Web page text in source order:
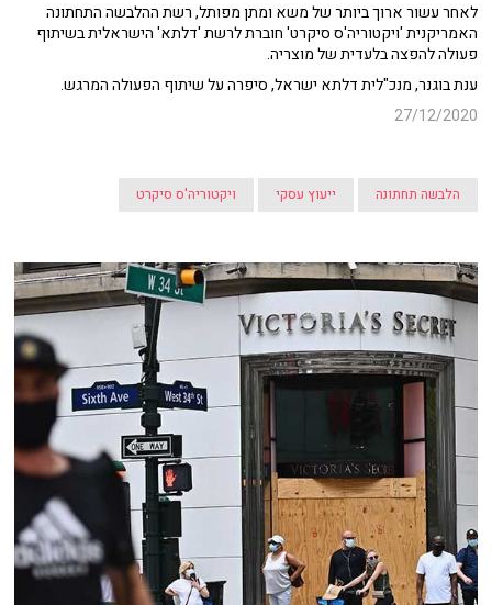
לאחר עשור ארוך ביותר של משא ומתן מפותל, רשת ההלבשה התחתונה
האמריקנית 'ויקטוריה'ס סיקרט' חוברת לרשת 'דלתא' הישראלית בשיתוף
פעולה להפצה בלעדית של מוצריה.
ענת בוגנר, מנכ"לית דלתא ישראל, סיפרה על שיתוף הפעולה המרגש.
27/12/2020
הלבשה תחתונה ייעוץ עסקי ויקטוריה'ס סיקרט